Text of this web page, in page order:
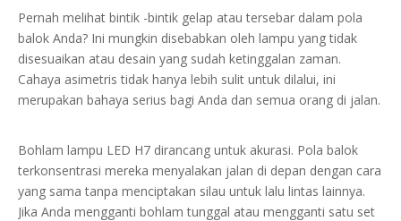
Pernah melihat bintik -bintik gelap atau tersebar dalam pola
balok Anda? Ini mungkin disebabkan oleh lampu yang tidak
disesuaikan atau desain yang sudah ketinggalan zaman.
Cahaya asimetris tidak hanya lebih sulit untuk dilalui, ini
merupakan bahaya serius bagi Anda dan semua orang di jalan.
Bohlam lampu LED H7 dirancang untuk akurasi. Pola balok
terkonsentrasi mereka menyalakan jalan di depan dengan cara
yang sama tanpa menciptakan silau untuk lalu lintas lainnya.
Jika Anda mengganti bohlam tunggal atau mengganti satu set